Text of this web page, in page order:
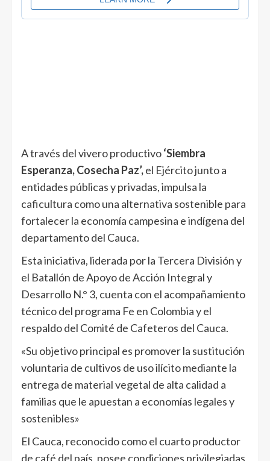
A través del vivero productivo‘Siembra
Esperanza, Cosecha Paz’,el Ejército junto a
entidades públicas y privadas, impulsa la
caficultura como una alternativa sostenible para
fortalecer la economía campesina e indígena del
departamento del Cauca.
Esta iniciativa, liderada por la Tercera División y
el Batallón de Apoyo de Acción Integral y
Desarrollo N.° 3, cuenta con el acompañamiento
técnico del programa Fe en Colombia y el
respaldo del Comité de Cafeteros del Cauca.
«Su objetivo principal es promover la sustitución
voluntaria de cultivos de uso ilícito mediante la
entrega de material vegetal de alta calidad a
familias que le apuestan a economías legales y
sostenibles»
El Cauca, reconocido como el cuarto productor
de café del país, posee condiciones privilegiadas